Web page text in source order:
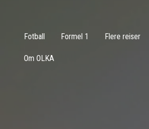
Fotball Formel 1 Flere reiser
Om OLKA